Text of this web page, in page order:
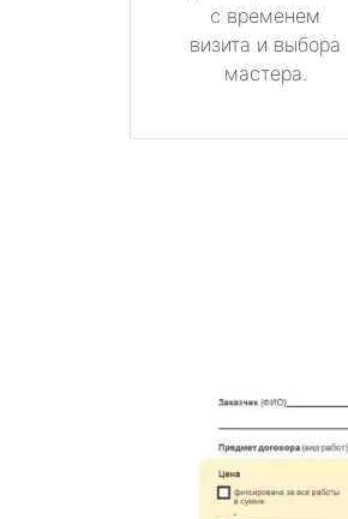
с временем
визита и выбора
мастера.